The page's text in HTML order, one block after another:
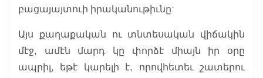
բացայայտուի իրականութիւնը:
Այս քաղաքական ու տնտեսական վիճակին
մէջ, ամէն մարդ կը փորձէ միայն իր օրը
ապրիլ, եթէ կարելի է, որովհետեւ շատերու